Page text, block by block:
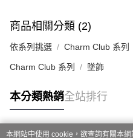
商品相關分類 (2)
依系列挑選 Charm Club 系列
Charm Club 系列 墜飾
本分類熱銷全站排行
本網站中使用 cookie，欲查詢有關本